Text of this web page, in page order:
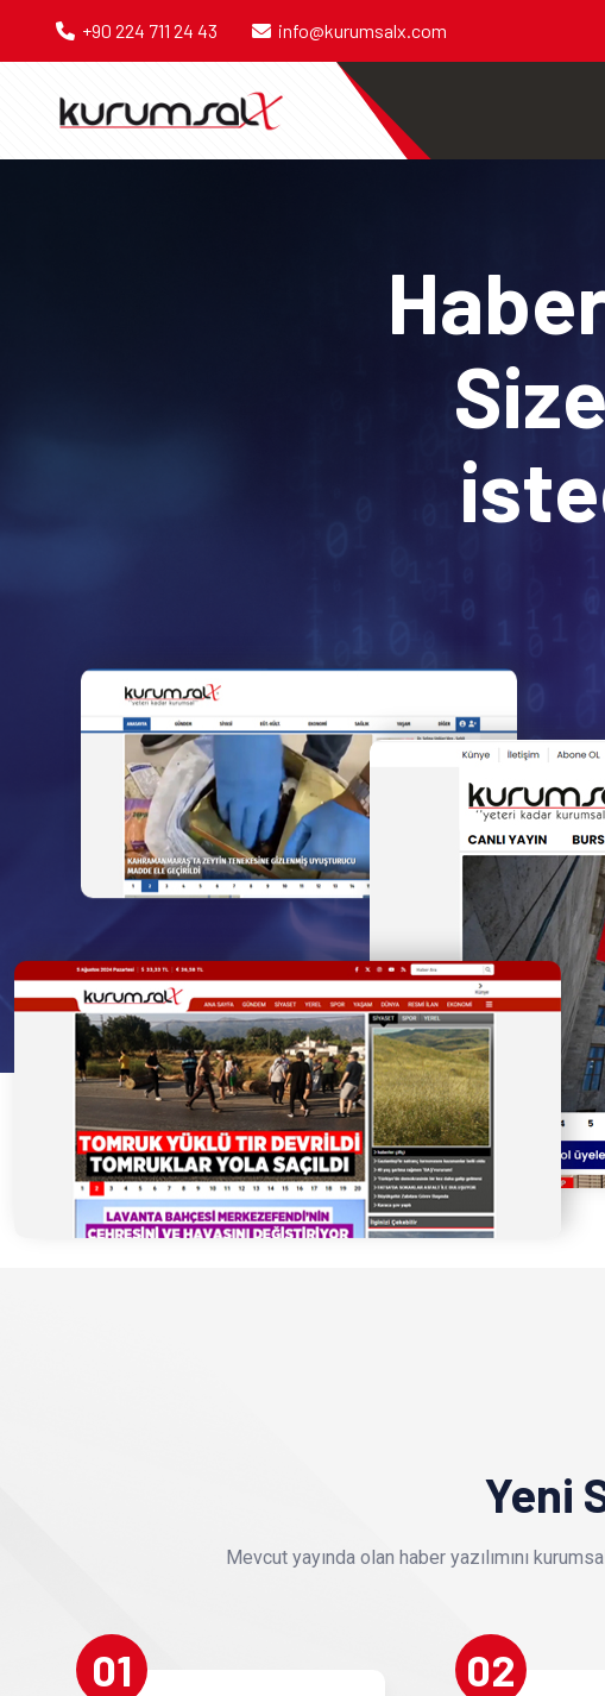
+90 224 711 24 43 info@kurumsalx.com
Haber
Yeni
Mevcut yayında olan haber yazılımını
01 02